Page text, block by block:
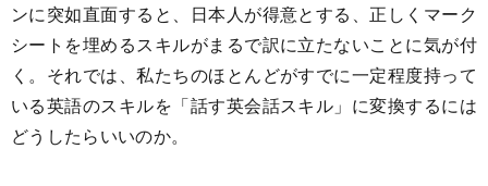
ンに突如直面すると、日本人が得意とする、正しくマーク
シートを埋めるスキルがまるで訳に立たないことに気が付
く。それでは、私たちのほとんどがすでに一定程度持って
いる英語のスキルを「話す英会話スキル」に変換するには
どうしたらいいのか。